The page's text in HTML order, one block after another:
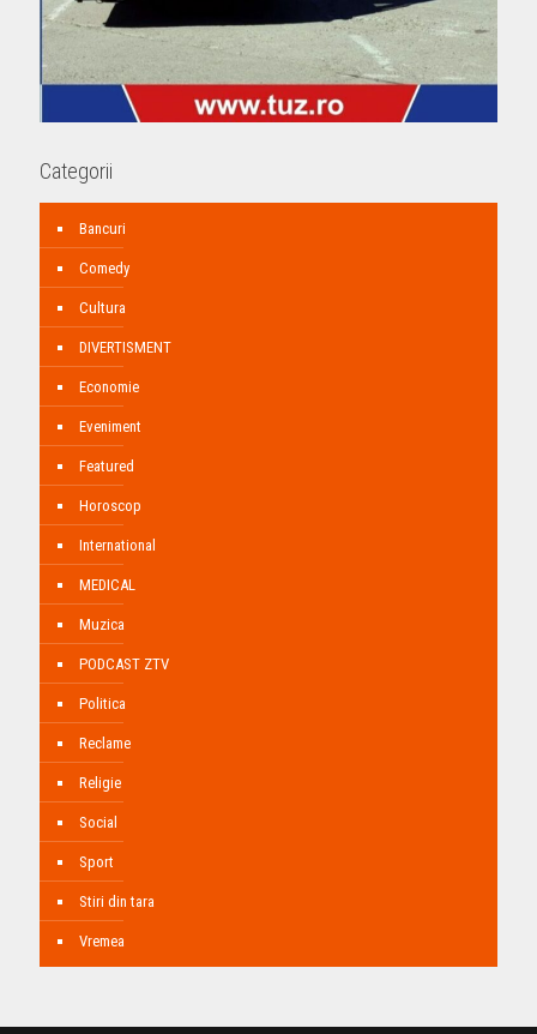
Categorii
Bancuri
Comedy
Cultura
DIVERTISMENT
Economie
Eveniment
Featured
Horoscop
International
MEDICAL
Muzica
PODCAST ZTV
Politica
Reclame
Religie
Social
Sport
Stiri din tara
Vremea